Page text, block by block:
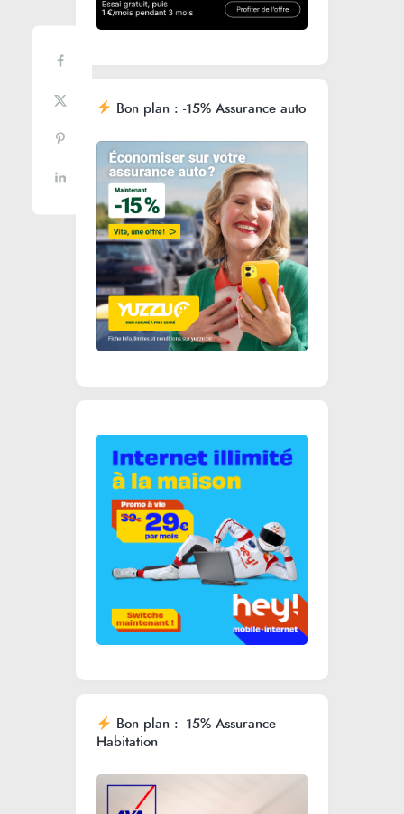
Bon plan : -15% Assurance auto
Bon plan : -15% Assurance
Habitation